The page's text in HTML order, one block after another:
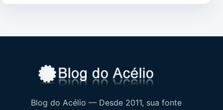
Blog do Acélio — Desde 2011, sua fonte